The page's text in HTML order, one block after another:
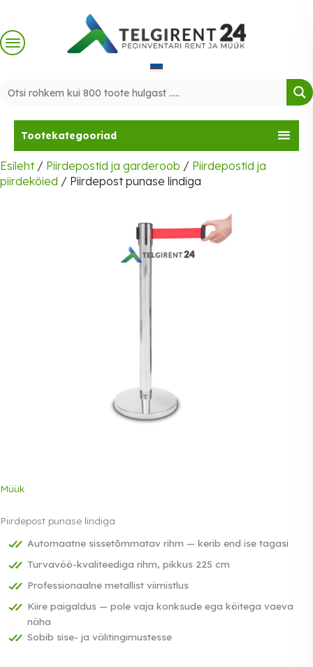
content
Tootekategooriad
Esileht/ Piirdepostid ja garderoob / Piirdepostid ja
piirdeköied / Piirdepost punase lindiga
Müük
Piirdepost punase lindiga
Automaatne sissetõmmatav rihm — kerib end ise tagasi
Turvavöö-kvaliteediga rihm, pikkus 225 cm
Professionaalne metallist viimistlus
Kiire paigaldus — pole vaja konksude ega köitega vaeva
näha
Sobib sise- ja välitingimustesse